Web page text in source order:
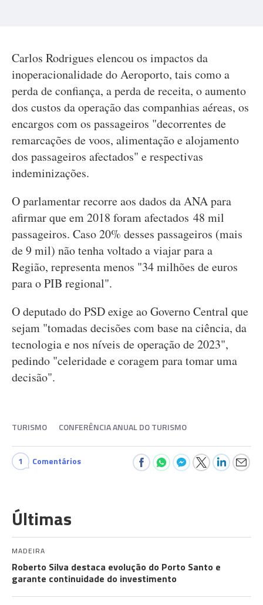
Carlos Rodrigues elencou os impactos da
inoperacionalidade do Aeroporto, tais como a
perda de confiança, a perda de receita, o aumento
dos custos da operação das companhias aéreas, os
encargos com os passageiros "decorrentes de
remarcações de voos, alimentação e alojamento
dos passageiros afectados" e respectivas
indeminizações.
O parlamentar recorre aos dados da ANA para
afirmar que em 2018 foram afectados 48 mil
passageiros. Caso 20% desses passageiros (mais
de 9 mil) não tenha voltado a viajar para a
Região, representa menos "34 milhões de euros
para o PIB regional".
O deputado do PSD exige ao Governo Central que
sejam "tomadas decisões com base na ciência, da
tecnologia e nos níveis de operação de 2023",
pedindo "celeridade e coragem para tomar uma
decisão".
TURISMO CONFERÊNCIA ANUAL DO TURISMO
1 Comentários
Últimas
MADEIRA
Roberto Silva destaca evolução do Porto Santo e
garante continuidade do investimento